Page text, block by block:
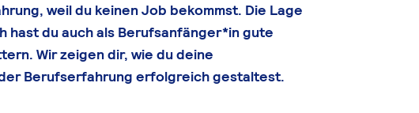
weil du keinen Job bekommst. Die Lage
hast du auch als Berufsanfänger*in gute
Wir zeigen dir, wie du deine
Berufserfahrung erfolgreich gestaltest.